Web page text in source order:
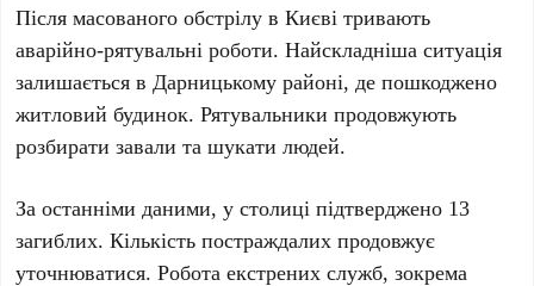
Після масованого обстрілу вКиєві тривають
аварійно-рятувальні роботи. Найскладніша ситуація
залишається вДарницькому районі, де пошкоджено
житловий будинок. Рятувальники продовжують
розбирати завали та шукати людей.
За останніми даними, у столиці підтверджено 13
загиблих. Кількість постраждалих продовжує
уточнюватися. Робота екстрених служб, зокрема